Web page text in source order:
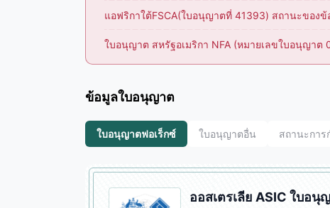
แอฟริกาใต้FSCA(ใบอนุญาตที่ 41393) สถานะของ
ใบอนุญาต สหรัฐอเมริกา NFA (หมายเลขใบอนุญาต
ข้อมูลใบอนุญาต
ใบอนุญาตฟอเร็กซ์ ใบอนุญาตอื่น สถานะกา
ออสเตรเลีย ASIC ใบอ